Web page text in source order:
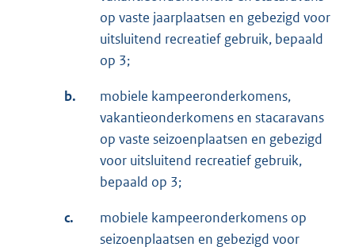
op vaste jaarplaatsen en gebezigd voor
uitsluitend recreatief gebruik, bepaald
op 3;
b.
mobiele kampeeronderkomens,
vakantieonderkomens en stacaravans
op vaste seizoenplaatsen en gebezigd
voor uitsluitend recreatief gebruik,
bepaald op 3;
c.
mobiele kampeeronderkomens op
seizoenplaatsen en gebezigd voor